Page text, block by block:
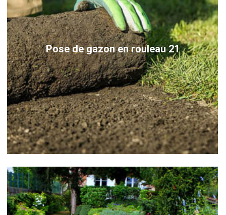
Pose de gazon en rouleau 21